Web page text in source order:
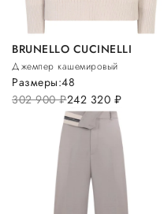
BRUNELLO CUCINELLI
Джемпер кашемировый
302 900руб.242 320 руб.
Размеры:48